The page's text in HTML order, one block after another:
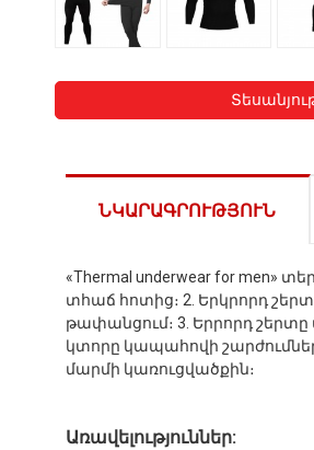
ՆԿԱՐԱԳՐՈՒԹՅՈՒՆ
«Thermal underwear for
տհաճ հոտից։ 2. Երկրորդ
թափանցում։ 3. Երրորդ շերտը
կտորը կապահովի
մարմի կառուցվածքին։
Առավելություններ: